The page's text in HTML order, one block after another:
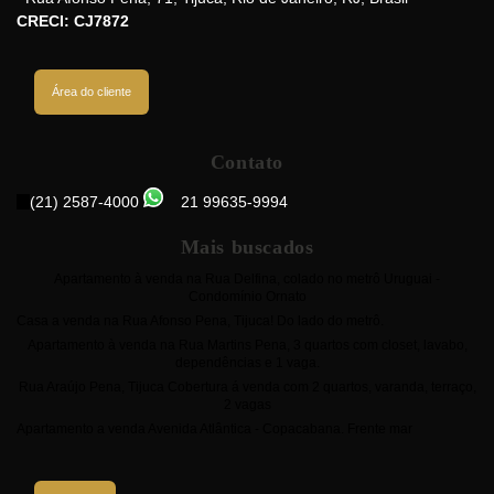
CRECI: CJ7872
Área do cliente
Contato
(21) 2587-4000 21 99635-9994
Mais buscados